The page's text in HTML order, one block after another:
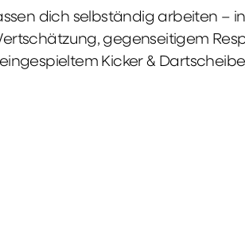
dich selbständig arbeiten –
gegenseitigem
Kicker &